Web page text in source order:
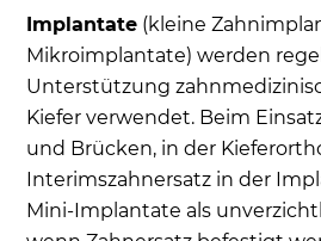
Implantate (kleine
Mikroimplantate) werden
Unterstützung
Kiefer verwendet. Beim
und Brücken, in der
Interimszahnersatz in der
Mini-Implantate als